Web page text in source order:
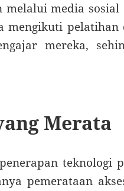
media
mengikuti
mereka,
Merata
teknologi
pemerataan